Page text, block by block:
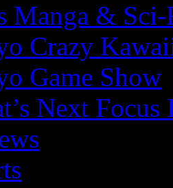
Manga &
Crazy
Game Show
Next